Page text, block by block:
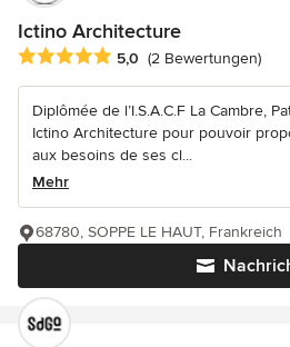
Ictino Architecture
Durchschnittliche Bewertung: 5
5,0 (2 Bewertungen)
Diplômée de l’I.S.A.C.F La Cambre,
Ictino Architecture pour pouvoir
aux besoins de ses cl...
Mehr
68780, SOPPE LE HAUT, Frankreich